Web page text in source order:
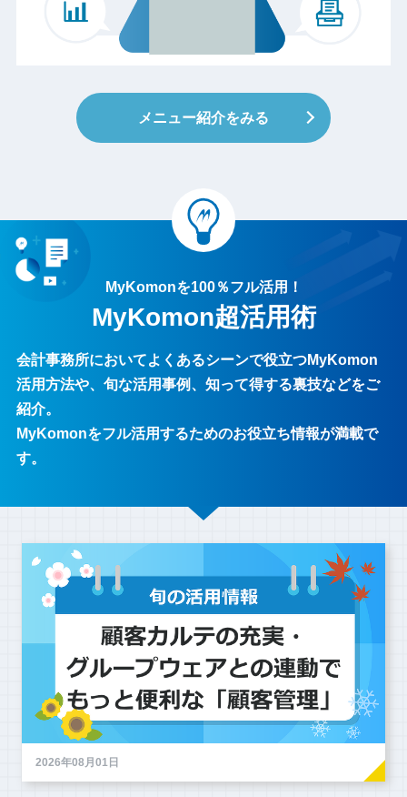
メニュー紹介をみる
MyKomonを100％フル活用！
MyKomon超活用術
会計事務所においてよくあるシーンで役立つMyKomon
活用方法や、旬な活用事例、知って得する裏技などをご
紹介。
MyKomonをフル活用するためのお役立ち情報が満載で
す。
2026年08月01日